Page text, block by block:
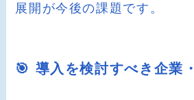
展開が今後の課題です。
🎯 導入を検討すべき企業